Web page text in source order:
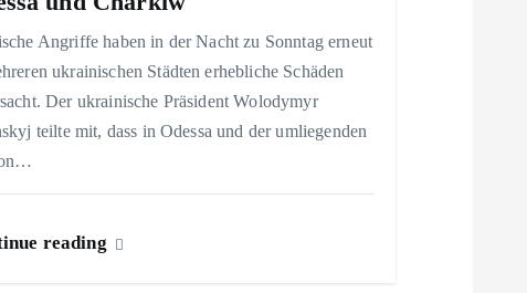
Angriffe haben in der Nacht zu Sonntag erneut
ukrainischen Städten erhebliche Schäden
Der ukrainische Präsident Wolodymyr
teilte mit, dass in Odessa und der umliegenden
reading